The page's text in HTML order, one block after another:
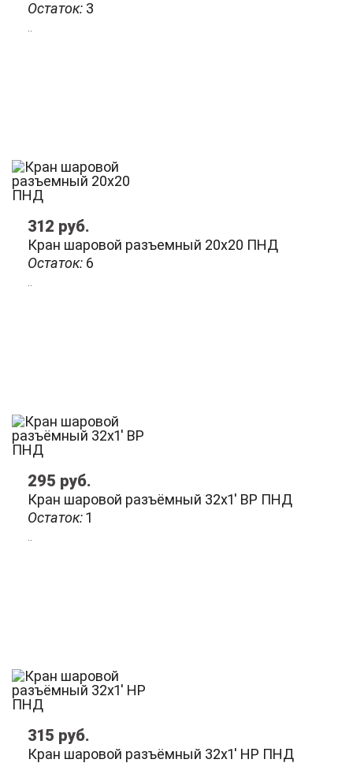
Остаток: 3
Остаток: 6
Кран шаровой разъемный 20х20 ПНД
312 руб.
Остаток:1
Кран шаровой разъёмный 32х1' ВР ПНД
295 руб.
Кран шаровой разъёмный 32х1' НР ПНД
315 руб.